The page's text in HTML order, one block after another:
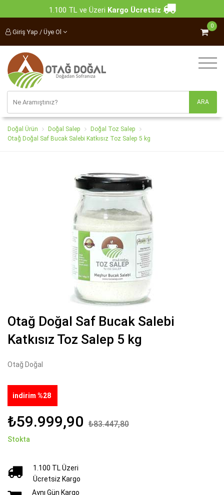
1.100 TL ve Üzeri Kargo Ücretsiz
Giriş Yap / Üye Ol
0
Doğal Ürün Doğal Salep
Doğal Toz Salep
Otağ Doğal Saf Bucak Salebi Katkısız Toz Salep 5 kg
Otağ Doğal Saf Bucak Salebi
Katkısız Toz Salep 5 kg
Otağ Doğal
indirim %28
₺59.999,90 ₺83.447,80
Stokta
1.100 TL Üzeri
Ücretsiz Kargo
Aynı Gün Kargo